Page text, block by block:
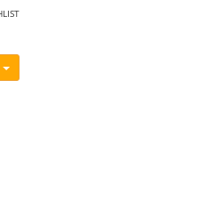
Menü ein-/ausblenden